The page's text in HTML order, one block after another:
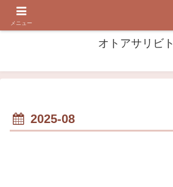
オトアサリビト
2025-08
メニュー